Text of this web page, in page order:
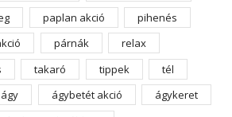
paplan akció
pihenés
párnák
relax
takaró tippek
tél
ágy ágybetét akció
ágykeret